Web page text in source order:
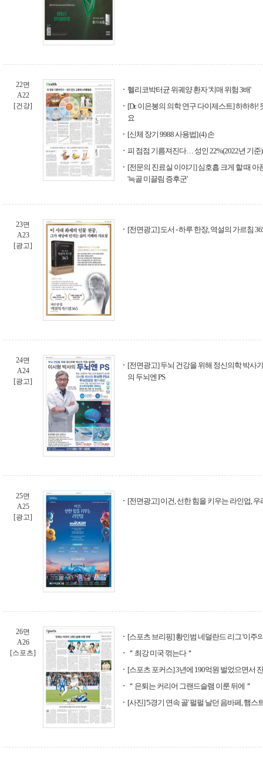
22면
A22
[건강]
헬리코박터균 위궤양 환자 '치매 위험 3배'
[Dr. 이은봉의 의학 연구 다이제스트] 하하하!
요
[신체 장기 9988 사용법] (4) 손
피 점점 기름져진다… 성인 22%(2022년 기
[전문의 진료실 이야기] 심호흡 크게 할 때
'늑골 미끌림 증후군'
23면
A23
[광고]
[전면광고] 도서 - 하루 한장, 역설의 가르침
24면
A24
[광고]
[전면광고] 두뇌 건강을 위해 정신의학 박사
의 두뇌엔 PS
25면
A25
[광고]
[전면광고] 이건, 선한 힘을 키우는 라인업,
26면
A26
[스포츠]
[스포츠 브리핑] 황인범 네덜란드 리그 '이주
＂최강 미국 꺾는다＂
[스포츠 포커스] 3년에 190억원 벌었으면서
＂은퇴는 커리어 그랜드슬램 이룬 뒤에＂
[사진] '5경기 연속 골' 펄펄 날던 음바페, 햄스